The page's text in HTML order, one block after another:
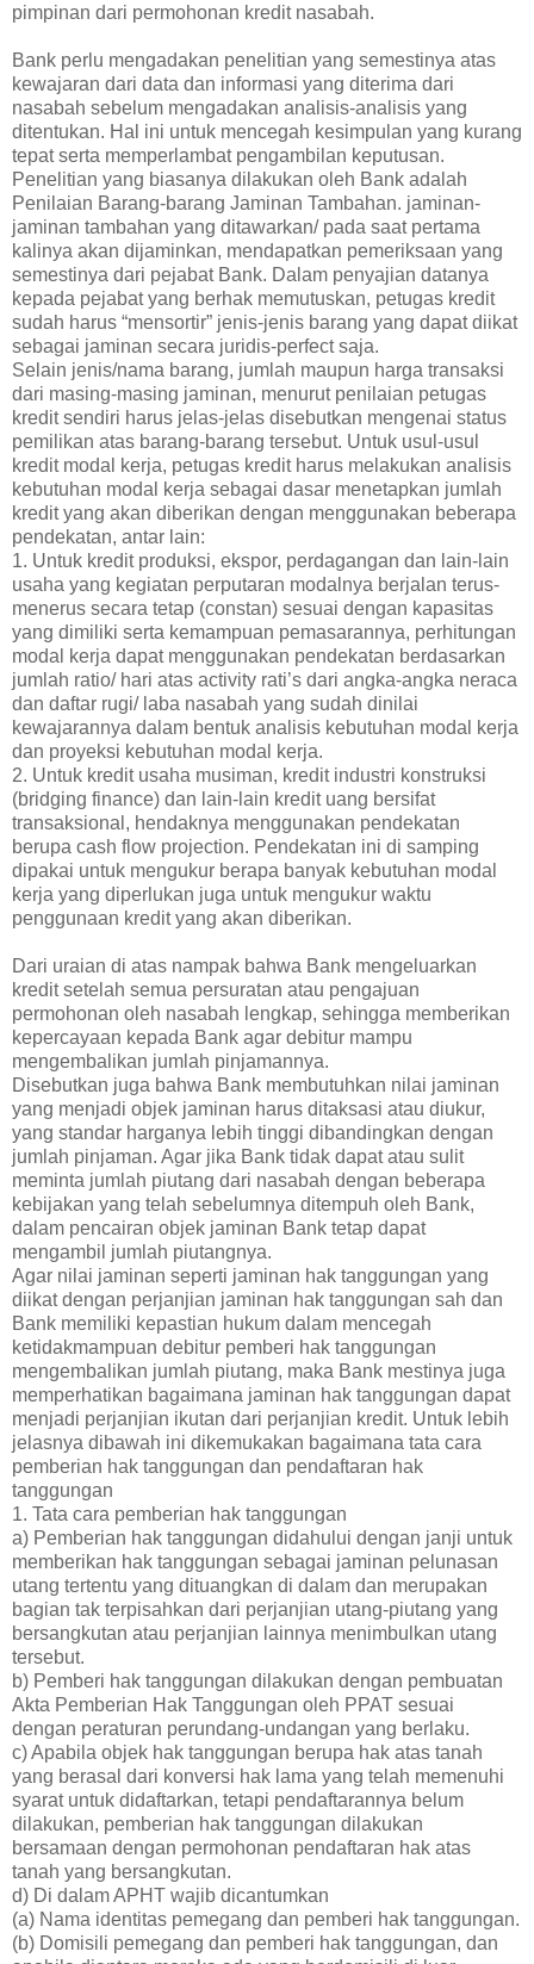
pimpinan dari permohonan kredit nasabah.
Bank perlu mengadakan penelitian yang semestinya atas
kewajaran dari data dan informasi yang diterima dari
nasabah sebelum mengadakan analisis-analisis yang
ditentukan. Hal ini untuk mencegah kesimpulan yang kurang
tepat serta memperlambat pengambilan keputusan.
Penelitian yang biasanya dilakukan oleh Bank adalah
Penilaian Barang-barang Jaminan Tambahan. jaminan-
jaminan tambahan yang ditawarkan/ pada saat pertama
kalinya akan dijaminkan, mendapatkan pemeriksaan yang
semestinya dari pejabat Bank. Dalam penyajian datanya
kepada pejabat yang berhak memutuskan, petugas kredit
sudah harus “mensortir” jenis-jenis barang yang dapat diikat
sebagai jaminan secara juridis-perfect saja.
Selain jenis/nama barang, jumlah maupun harga transaksi
dari masing-masing jaminan, menurut penilaian petugas
kredit sendiri harus jelas-jelas disebutkan mengenai status
pemilikan atas barang-barang tersebut. Untuk usul-usul
kredit modal kerja, petugas kredit harus melakukan analisis
kebutuhan modal kerja sebagai dasar menetapkan jumlah
kredit yang akan diberikan dengan menggunakan beberapa
pendekatan, antar lain:
1. Untuk kredit produksi, ekspor, perdagangan dan lain-lain
usaha yang kegiatan perputaran modalnya berjalan terus-
menerus secara tetap (constan) sesuai dengan kapasitas
yang dimiliki serta kemampuan pemasarannya, perhitungan
modal kerja dapat menggunakan pendekatan berdasarkan
jumlah ratio/ hari atas activity rati’s dari angka-angka neraca
dan daftar rugi/ laba nasabah yang sudah dinilai
kewajarannya dalam bentuk analisis kebutuhan modal kerja
dan proyeksi kebutuhan modal kerja.
2. Untuk kredit usaha musiman, kredit industri konstruksi
(bridging finance) dan lain-lain kredit uang bersifat
transaksional, hendaknya menggunakan pendekatan
berupa cash flow projection. Pendekatan ini di samping
dipakai untuk mengukur berapa banyak kebutuhan modal
kerja yang diperlukan juga untuk mengukur waktu
penggunaan kredit yang akan diberikan.
Dari uraian di atas nampak bahwa Bank mengeluarkan
kredit setelah semua persuratan atau pengajuan
permohonan oleh nasabah lengkap, sehingga memberikan
kepercayaan kepada Bank agar debitur mampu
mengembalikan jumlah pinjamannya.
Disebutkan juga bahwa Bank membutuhkan nilai jaminan
yang menjadi objek jaminan harus ditaksasi atau diukur,
yang standar harganya lebih tinggi dibandingkan dengan
jumlah pinjaman. Agar jika Bank tidak dapat atau sulit
meminta jumlah piutang dari nasabah dengan beberapa
kebijakan yang telah sebelumnya ditempuh oleh Bank,
dalam pencairan objek jaminan Bank tetap dapat
mengambil jumlah piutangnya.
Agar nilai jaminan seperti jaminan hak tanggungan yang
diikat dengan perjanjian jaminan hak tanggungan sah dan
Bank memiliki kepastian hukum dalam mencegah
ketidakmampuan debitur pemberi hak tanggungan
mengembalikan jumlah piutang, maka Bank mestinya juga
memperhatikan bagaimana jaminan hak tanggungan dapat
menjadi perjanjian ikutan dari perjanjian kredit. Untuk lebih
jelasnya dibawah ini dikemukakan bagaimana tata cara
pemberian hak tanggungan dan pendaftaran hak
tanggungan
1. Tata cara pemberian hak tanggungan
a) Pemberian hak tanggungan didahului dengan janji untuk
memberikan hak tanggungan sebagai jaminan pelunasan
utang tertentu yang dituangkan di dalam dan merupakan
bagian tak terpisahkan dari perjanjian utang-piutang yang
bersangkutan atau perjanjian lainnya menimbulkan utang
tersebut.
b) Pemberi hak tanggungan dilakukan dengan pembuatan
Akta Pemberian Hak Tanggungan oleh PPAT sesuai
dengan peraturan perundang-undangan yang berlaku.
c) Apabila objek hak tanggungan berupa hak atas tanah
yang berasal dari konversi hak lama yang telah memenuhi
syarat untuk didaftarkan, tetapi pendaftarannya belum
dilakukan, pemberian hak tanggungan dilakukan
bersamaan dengan permohonan pendaftaran hak atas
tanah yang bersangkutan.
d) Di dalam APHT wajib dicantumkan
(a) Nama identitas pemegang dan pemberi hak tanggungan.
(b) Domisili pemegang dan pemberi hak tanggungan, dan